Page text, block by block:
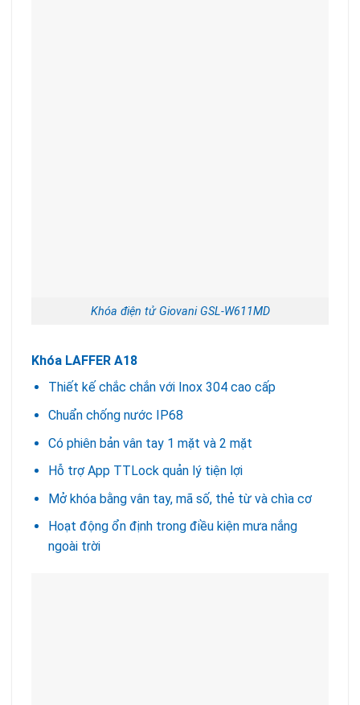
Khóa điện tử Giovani GSL-W611MD
Khóa LAFFER A18
Thiết kế chắc chắn với Inox 304 cao cấp
Chuẩn chống nước IP68
Có phiên bản vân tay 1 mặt và 2 mặt
Hỗ trợ App TTLock quản lý tiện lợi
Mở khóa bằng vân tay, mã số, thẻ từ và chìa cơ
Hoạt động ổn định trong điều kiện mưa nắng
ngoài trời